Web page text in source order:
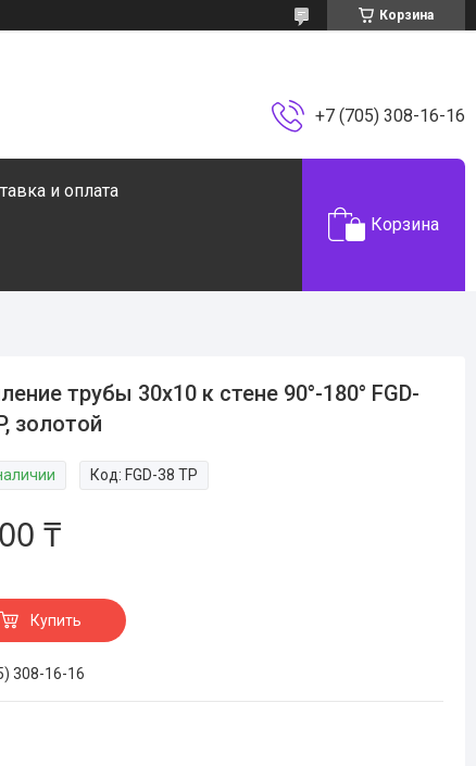
Корзина
+7 (705) 308-16-16
и оплата
Корзина
трубы 30х10 к стене 90°-180° FGD-
золотой
Код: FGD-38 TP
₸
Купить
308-16-16